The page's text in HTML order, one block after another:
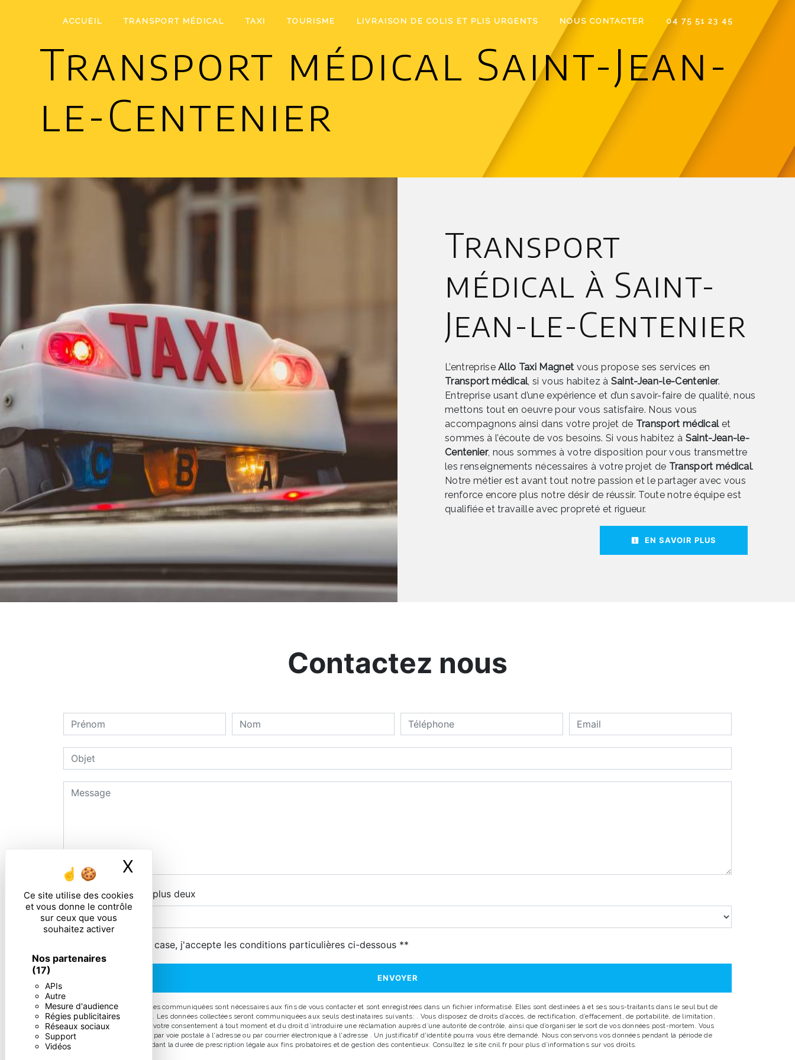
Ce site utilise des cookies
et vous donne le contrôle
sur ceux que vous
souhaitez activer
Nos partenaires
(17)
APIs
Autre
Mesure d'audience
Régies publicitaires
Réseaux sociaux
Support
Vidéos
X
ACCUEIL TRANSPORT MÉDICAL TAXI TOURISME LIVRAISON DE COLIS ET PLIS URGENTS NOUS CONTACTER 04 75 51 23 45
Transport médical Saint-Jean-
le-Centenier
Transport
médical à Saint-
Jean-le-Centenier
L’entrepriseAllo Taxi Magnet vous propose ses services en
Transport médical, si vous habitez à Saint-Jean-le-Centenier.
Entreprise usant d’une expérience et d’un savoir-faire de qualité, nous
mettons tout en oeuvre pour vous satisfaire. Nous vous
accompagnons ainsi dans votre projet de Transport médicalet
sommes à l’écoute de vos besoins. Si vous habitez à Saint-Jean-le-
Centenier, nous sommes à votre disposition pour vous transmettre
les renseignements nécessaires à votre projet de Transport médical.
Notre métier est avant tout notre passion et le partager avec vous
renforce encore plus notre désir de réussir. Toute notre équipe est
qualifiée et travaille avec propreté et rigueur.
EN SAVOIR PLUS
Contactez nous
Combien font deux plus deux
En cochant cette case, j'accepte les conditions particulières ci-dessous **
ENVOYER
** Les données personnelles communiquées sont nécessaires aux fins de vous contacter et sont enregistrées dans un fichier informatisé. Elles sont destinées à et ses sous-traitants dans le seul but de
répondre à votre message. Les données collectées seront communiquées aux seuls destinataires suivants: . Vous disposez de droits d’accès, de rectification, d’effacement, de portabilité, de limitation,
d’opposition, de retrait de votre consentement à tout moment et du droit d’introduire une réclamation auprès d’une autorité de contrôle, ainsi que d’organiser le sort de vos données post-mortem. Vous
pouvez exercer ces droits par voie postale à l'adresse ou par courrier électronique à l'adresse . Un justificatif d'identité pourra vous être demandé. Nous conservons vos données pendant la période de
prise de contact puis pendant la durée de prescription légale aux fins probatoires et de gestion des contentieux. Consultez le site cnil.fr pour plus d’informations sur vos droits.